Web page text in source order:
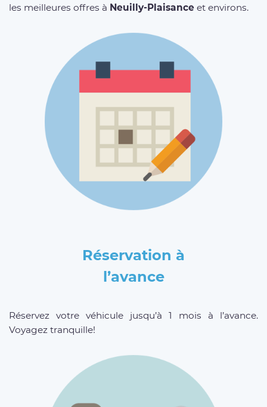
les meilleures offres à Neuilly-Plaisance et environs.
Réservation à
l’avance
Réservez votre véhicule jusqu’à 1 mois à l’avance.
Voyagez tranquille!